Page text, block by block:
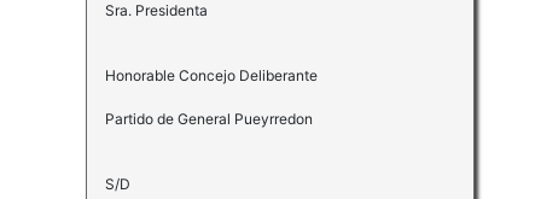
Sra. Presidenta
Honorable Concejo Deliberante
Partido de General Pueyrredon
S/D